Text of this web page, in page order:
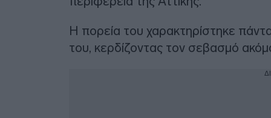
Η πορεία του χαρακτηρίστηκε
του, κερδίζοντας τον σεβασμό